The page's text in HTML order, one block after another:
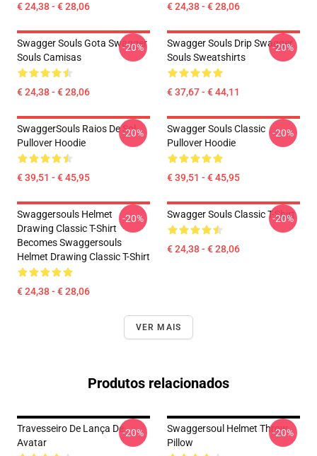
€ 24,38 - € 28,06 € 24,38 - € 28,06
Swagger Souls Gota Swagger
Souls Camisas
€ 24,38 - € 28,06
-20%
Swagger Souls Drip Swagger
Souls Sweatshirts
€ 37,67 - € 44,11
-20%
SwaggerSouls Raios De Sol
Pullover Hoodie
€ 39,51 - € 45,95
-20%
Swagger Souls Classic
Pullover Hoodie
€ 39,51 - € 45,95
-20%
Swaggersouls Helmet
Drawing Classic T-Shirt
Becomes Swaggersouls
Helmet Drawing Classic T-Shirt
€ 24,38 - € 28,06
-20% Swagger Souls Classic T-Shirt
€ 24,38 - € 28,06
-20%
VER MAIS
Produtos relacionados
Travesseiro De Lança De
Avatar
-20%
Swaggersoul Helmet Throw
Pillow
-20%